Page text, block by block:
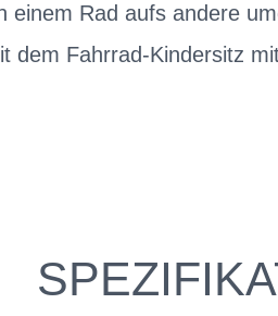
einem Rad aufs andere
dem Fahrrad-Kindersitz